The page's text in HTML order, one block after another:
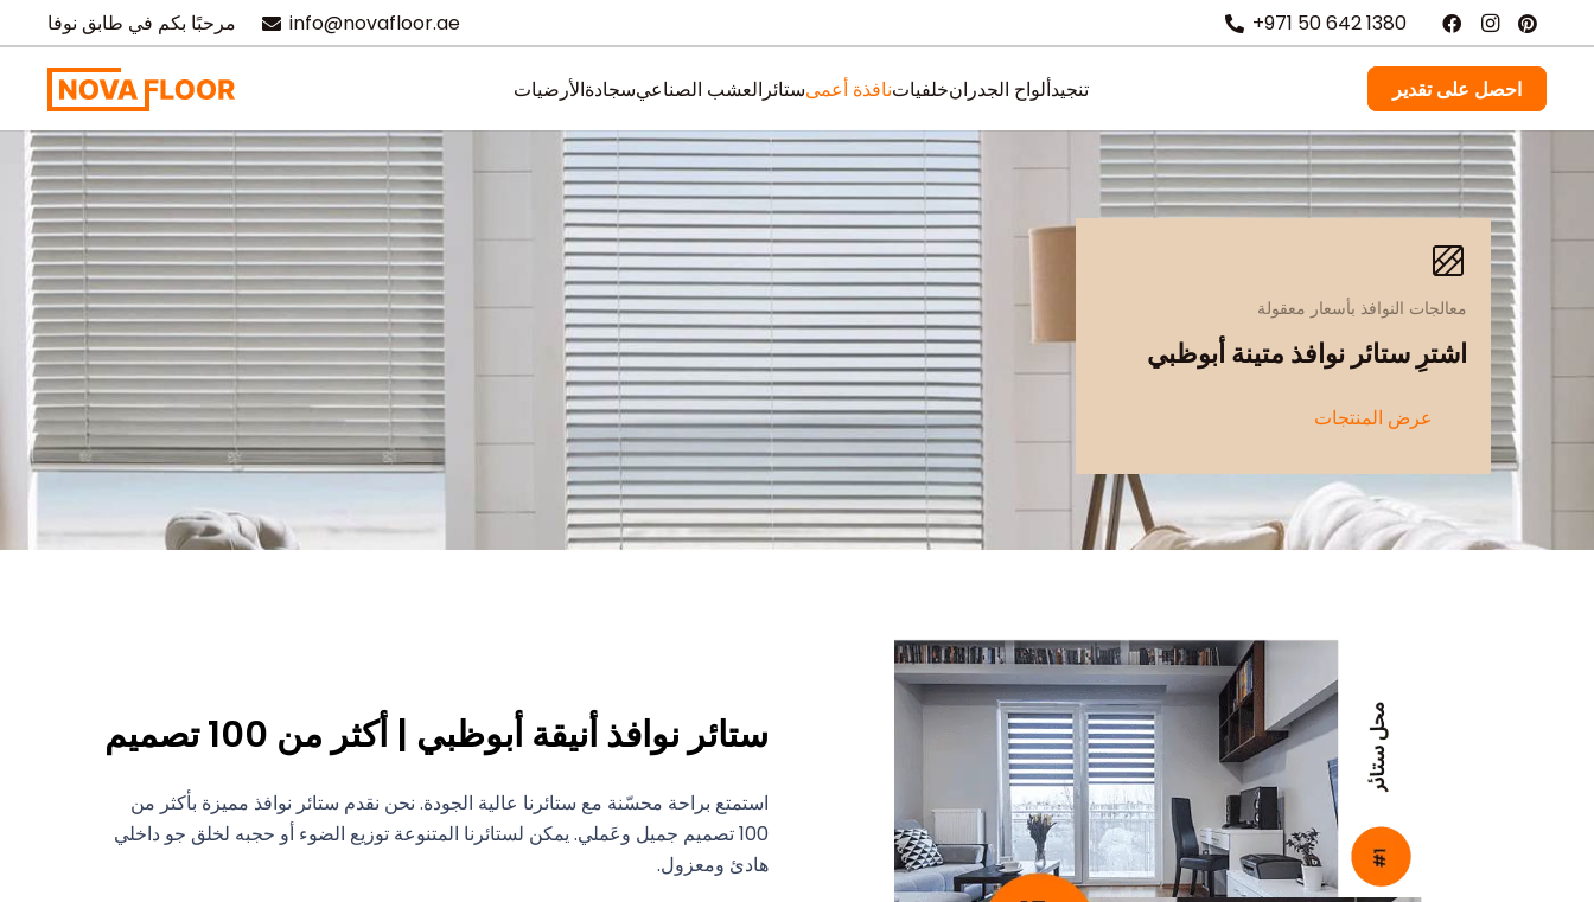
مرحبًا بكم في طابق نوفا info@novafloor.ae +971 50 642 1380
الأرضياتسجادةالعشب الصناعي ستائرنافذة أعمىخلفياتألواح الجدرانتنجيد احصل على تقدير
معالجات النوافذ بأسعار معقولة
اشترِ ستائر نوافذ متينة أبوظبي
عرض المنتجات
ستائر نوافذ أنيقة أبوظبي | أكثر من 100 تصميم
استمتع براحة محسّنة مع ستائرنا عالية الجودة. نحن نقدم ستائر نوافذ مميزة بأكثر من
100 تصميم جميل وعَملي. يمكن لستائرنا المتنوعة توزيع الضوء أو حجبه لخلق جو داخلي
هادئ ومعزول.